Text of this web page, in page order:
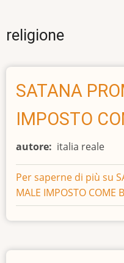
religione
SATANA
IMPOSTO
autore italia reale
Per saperne di più su
MALE IMPOSTO COME